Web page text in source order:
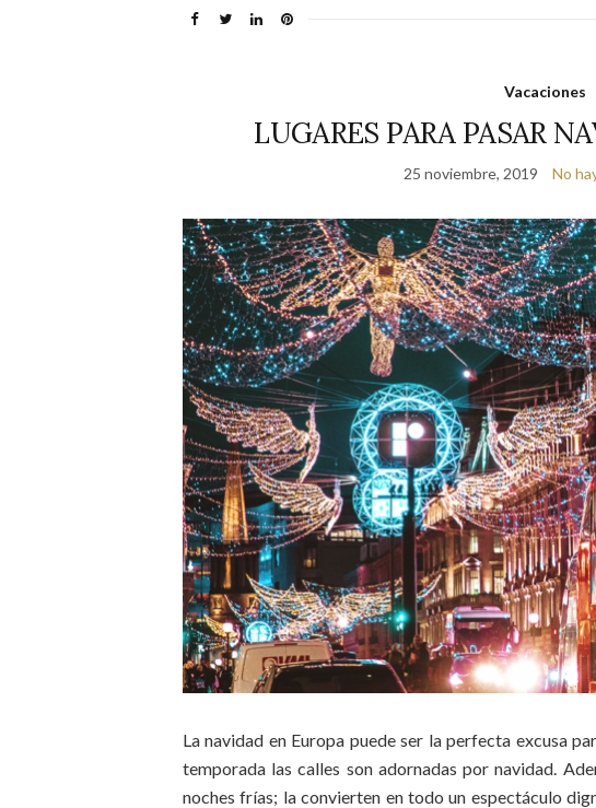
Vacaciones
LUGARES PARA PASAR
25 noviembre, 2019 No
La navidad en Europa puede ser la perfecta excusa
temporada las calles son adornadas por navidad.
noches frías; la convierten en todo un espectáculo